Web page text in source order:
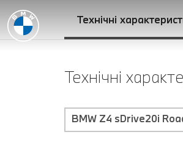
Технічні
Технічні
BMW Z4 sDrive20i